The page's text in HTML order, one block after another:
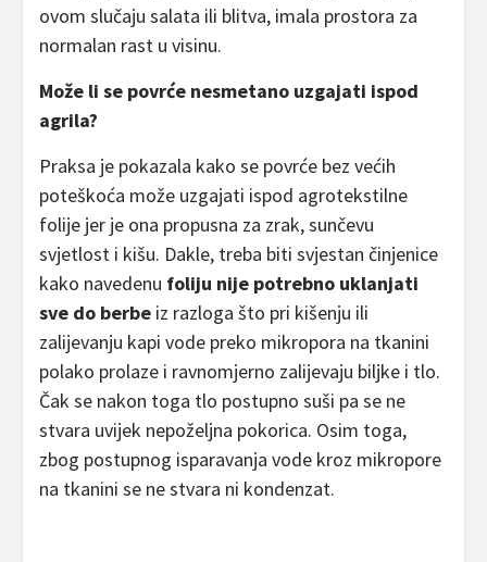
ovom slučaju salata ili blitva, imala prostora za
normalan rast u visinu.
Može li se povrće nesmetano uzgajati ispod
agrila?
Praksa je pokazala kako se povrće bez većih
poteškoća može uzgajati ispod agrotekstilne
folije jer je ona propusna za zrak, sunčevu
svjetlost i kišu. Dakle, treba biti svjestan činjenice
kako navedenu foliju nije potrebno uklanjati
sve do berbe iz razloga što pri kišenju ili
zalijevanju kapi vode preko mikropora na tkanini
polako prolaze i ravnomjerno zalijevaju biljke i tlo.
Čak se nakon toga tlo postupno suši pa se ne
stvara uvijek nepoželjna pokorica. Osim toga,
zbog postupnog isparavanja vode kroz mikropore
na tkanini se ne stvara ni kondenzat.